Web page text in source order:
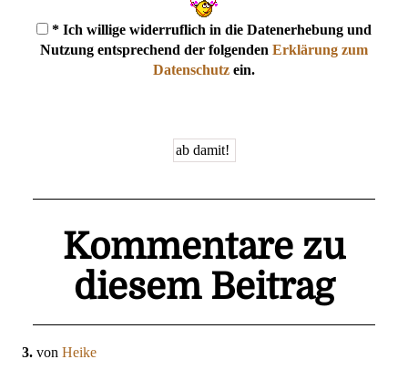
* Ich willige widerruflich in die Datenerhebung und
Nutzung entsprechend der folgenden Erklärung zum
Datenschutz ein.
Kommentare zu
diesem Beitrag
3. von Heike